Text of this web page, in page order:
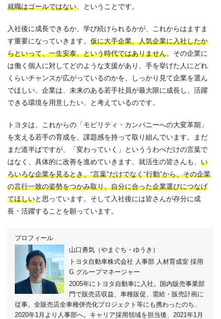
就職はゴールではない 、ということです。
入社後に成長できるか、学び続けられるかが、これからはますま
す重要になっていきます。 仮に大手企業、人気企業に入社したか
らといって、一生安泰、という時代ではありません。その企業に
は働く個人に対してどのような支援があり、手を挙げた人にどれ
くらいチャンスが広がっているのかを、しっかり見て企業を選ん
でほしい。企業は、未来のある若手社員が最大限に成長し、活躍
できる環境を用意したい、と考えているのです。
トヨタは、これからの「モビリティ・カンパニーへの大変革期」
を支える若手の育成を、課題感を持って取り組んでいます。まだ
まだ道半ばですが、「変わっていく」といううわべだけの言葉で
はなく、具体的に改善を進めていきます。就活生の皆さんも、 い
ろいろな企業を見るとき、“言葉”だけでなく“行動”から、その企業
の言行一致の姿勢をつかみ取り、自分に合った企業選びにつなげ
てほしいと思っています。そして入社後には皆さんが存分に成
長・活躍することを願っています。
プロフィール
山口勇気（やまぐち・ゆうき）
トヨタ自動車株式会社 人事部 人材育成室 採用
G グループマネージャー
2005年にトヨタ自動車に入社。国内販売事業部
門で販売店収益、車種販促、需給・販売計画に
従事。全販売店全車種併売化プロジェクト等にも携わったのち、
2020年1月より人事部へ。キャリア採用領域を担当後、2021年1月